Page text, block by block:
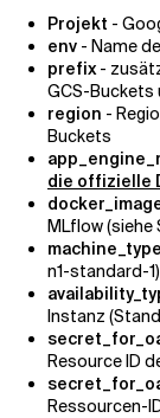
Projekt -
env - Name
prefix-
GCS-Buckets
region -
Buckets
die offizielle
MLflow (siehe
machine_type
n1-standard-1)
Instanz
Resource ID
Ressourcen-